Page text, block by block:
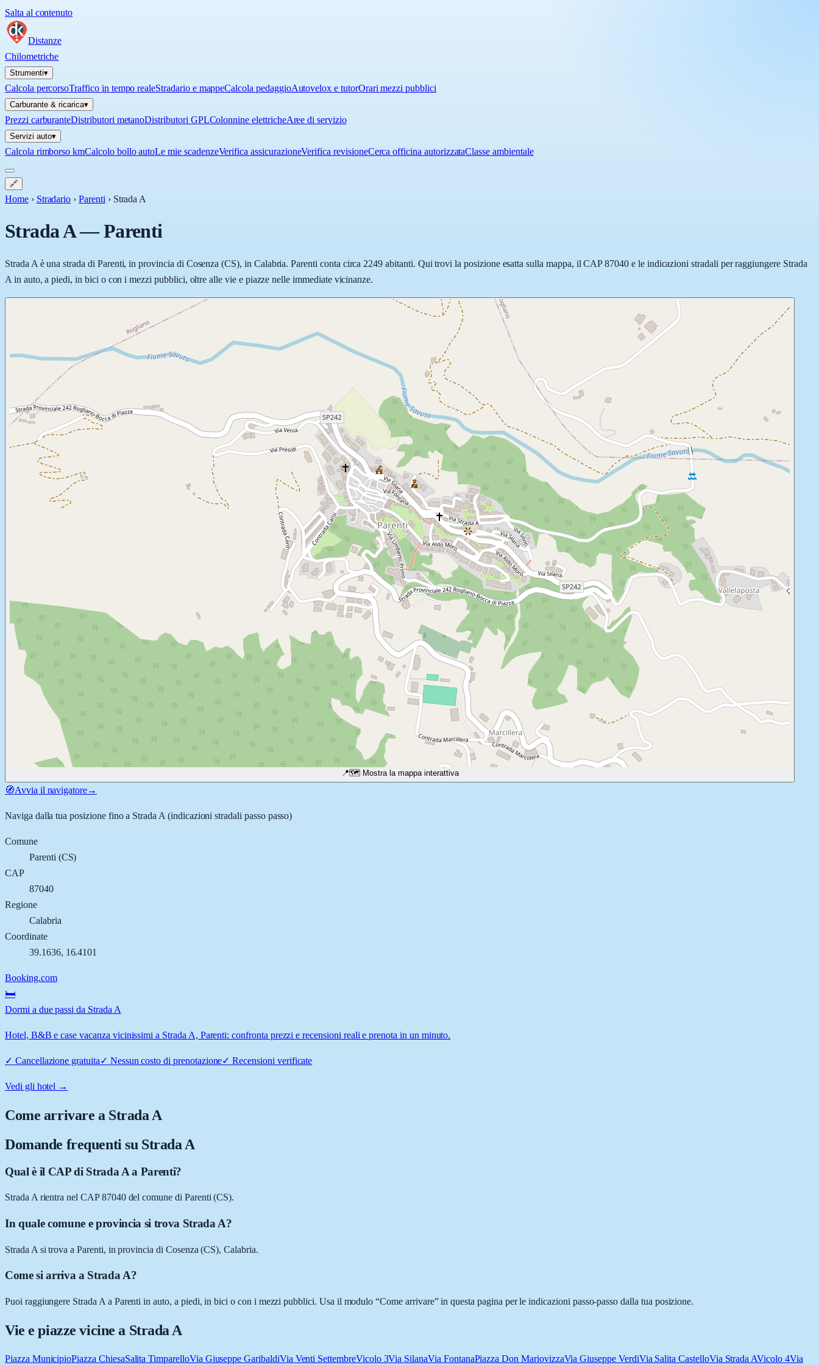
Salta al contenuto
Distanze
Chilometriche
Strumenti▾
Calcola percorsoTraffico in tempo realeStradario e mappeCalcola pedaggioAutovelox e tutorOrari mezzi pubblici
Carburante & ricarica▾
Prezzi carburanteDistributori metanoDistributori GPLColonnine elettricheAree di servizio
Servizi auto▾
Calcola rimborso kmCalcolo bollo autoLe mie scadenzeVerifica assicurazioneVerifica revisioneCerca officina autorizzataClasse ambientale
🔗
Home › Stradario › Parenti › Strada A
Strada A—Parenti
Strada A è una strada di Parenti, in provincia di Cosenza (CS), in Calabria. Parenti conta circa 2249 abitanti. Qui trovi la posizione esatta sulla mappa, il CAP 87040 e le indicazioni stradali per raggiungere Strada
A in auto, a piedi, in bici o con i mezzi pubblici, oltre alle vie e piazze nelle immediate vicinanze.
📍🗺️ Mostra la mappa interattiva
🧭Avvia il navigatore→
Naviga dalla tua posizione fino a Strada A (indicazioni stradali passo passo)
Comune
Parenti (CS)
CAP
87040
Regione
Calabria
Coordinate
39.1636, 16.4101
Booking.com
🛏️
Dormi a due passi da Strada A
Hotel, B&B e case vacanza vicinissimi a Strada A, Parenti: confronta prezzi e recensioni reali e prenota in un minuto.
✓ Cancellazione gratuita✓ Nessun costo di prenotazione✓Recensioni verificate
Vedi gli hotel →
Come arrivare a Strada A
Domande frequenti su Strada A
Qual è il CAP di Strada A a Parenti?
Strada A rientra nel CAP 87040 del comune di Parenti (CS).
In quale comune e provincia si trova Strada A?
Strada A si trova a Parenti, in provincia di Cosenza (CS), Calabria.
Come si arriva a Strada A?
Puoi raggiungere Strada A a Parenti in auto, a piedi, in bici o con i mezzi pubblici. Usa il modulo “Come arrivare” in questa pagina per le indicazioni passo-passo dalla tua posizione.
Vie e piazze vicine a Strada A
Piazza MunicipioPiazza ChiesaSalita TimparelloVia Giuseppe GaribaldiVia Venti SettembreVicolo 3Via SilanaVia FontanaPiazza Don MariovizzaVia Giuseppe VerdiVia Salita CastelloVia Strada AVicolo 4Via